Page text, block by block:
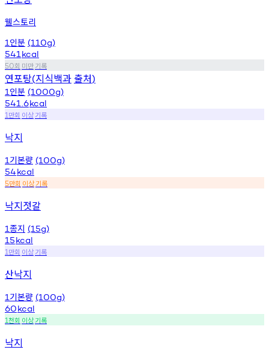
웰스토리
1 인분 (110g)
541 kcal
50회 미만기록
연포탕(지식백과 출처)
1 인분 (1000g)
541.6kcal
1 만회 이상기록
낙지
1 기본량 (100g)
54kcal
5만회 이상기록
낙지젓갈
1종지 (15g)
15kcal
1 만회 이상기록
산낙지
1 기본량 (100g)
60kcal
1천회 이상기록
낙지